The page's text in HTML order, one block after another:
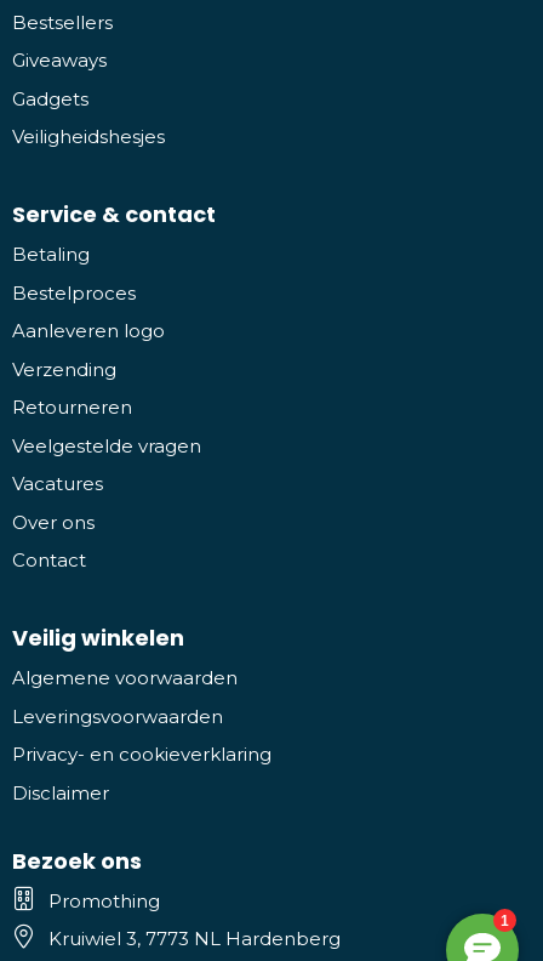
Bestsellers
Giveaways
Gadgets
Veiligheidshesjes
Service & contact
Betaling
Bestelproces
Aanleveren logo
Verzending
Retourneren
Veelgestelde vragen
Vacatures
Over ons
Contact
Veilig winkelen
Algemene voorwaarden
Leveringsvoorwaarden
Privacy- en cookieverklaring
Disclaimer
Bezoek ons
Promothing
Kruiwiel 3, 7773 NL Hardenberg